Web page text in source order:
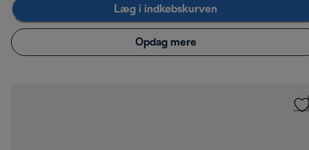
Læg i indkøbskurven
Opdag mere